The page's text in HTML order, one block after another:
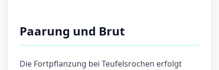
Paarung und Brut
Die Fortpflanzung bei Teufelsrochen erfolgt